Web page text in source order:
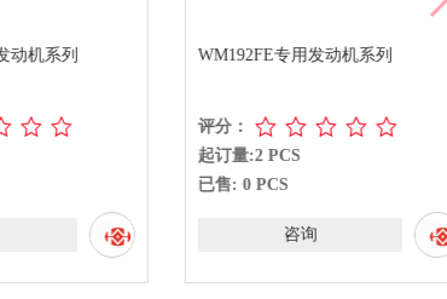
动机系列 WM192FE专用发动机系列
评分：
起订量:2 PCS
已售: 0 PCS
咨询